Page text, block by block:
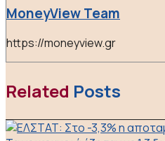
MoneyView Team
https://moneyview.gr
Related Posts